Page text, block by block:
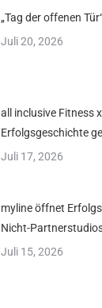
„Tag der offenen
Juli 20, 2026
all inclusive Fitness
Erfolgsgeschichte
Juli 17, 2026
myline öffnet
Nicht-
Juli 15, 2026